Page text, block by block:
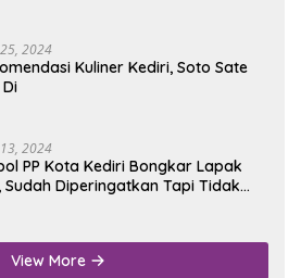
2024
Kuliner Kediri, Soto Sate
2024
PP Kota Kediri Bongkar Lapak
Sudah Diperingatkan Tapi Tidak
View More